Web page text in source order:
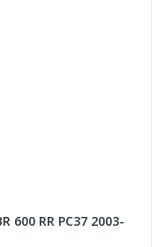
600 RR PC37 2003-